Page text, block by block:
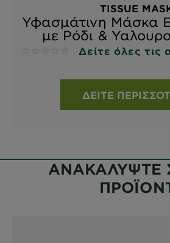
TISSUE
Υφασμάτινη Μάσκα
με Ρόδι &
No reviews Δείτε όλες τις
ΔΕΊΤΕ
ΑΝΑΚΑΛΥΨΤΕ